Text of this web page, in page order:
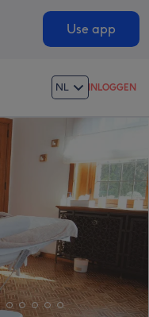
Use app
NL INLOGGEN